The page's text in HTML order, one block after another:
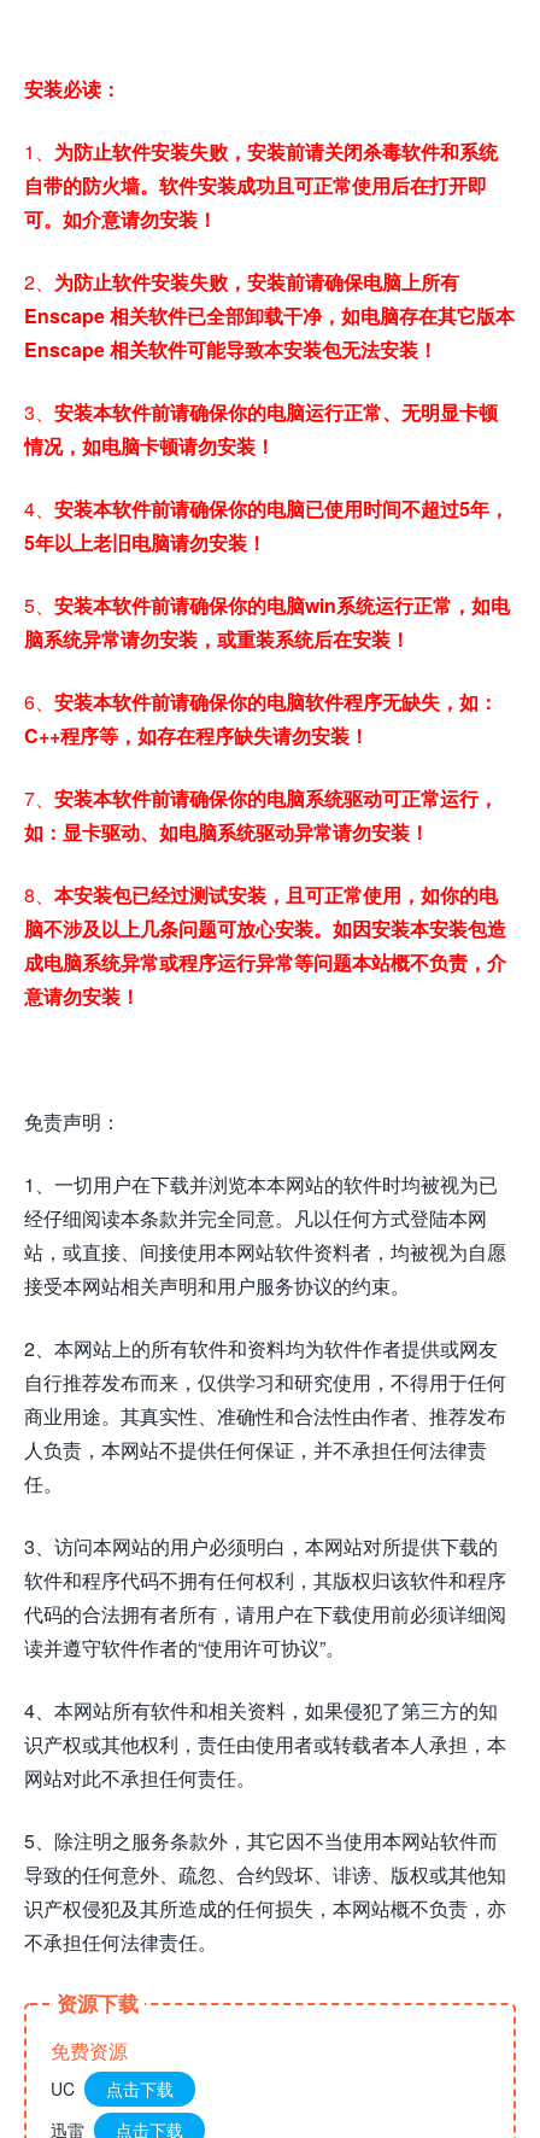
安装必读：
1、 为防止软件安装失败，安装前请关闭杀毒软件和系统
自带的防火墙。软件安装成功且可正常使用后在打开即
可。如介意请勿安装！
2、 为防止软件安装失败，安装前请确保电脑上所有
Enscape 相关软件已全部卸载干净，如电脑存在其它版本
Enscape 相关软件可能导致本安装包无法安装！
3、 安装本软件前请确保你的电脑运行正常、无明显卡顿
情况，如电脑卡顿请勿安装！
4、 安装本软件前请确保你的电脑已使用时间不超过5年，
5年以上老旧电脑请勿安装！
5、 安装本软件前请确保你的电脑win系统运行正常，如电
脑系统异常请勿安装，或重装系统后在安装！
6、 安装本软件前请确保你的电脑软件程序无缺失，如：
C++程序等，如存在程序缺失请勿安装！
7、 安装本软件前请确保你的电脑系统驱动可正常运行，
如：显卡驱动、如电脑系统驱动异常请勿安装！
8、 本安装包已经过测试安装，且可正常使用，如你的电
脑不涉及以上几条问题可放心安装。如因安装本安装包造
成电脑系统异常或程序运行异常等问题本站概不负责，介
意请勿安装！
免责声明：
1、一切用户在下载并浏览本本网站的软件时均被视为已
经仔细阅读本条款并完全同意。凡以任何方式登陆本网
站，或直接、间接使用本网站软件资料者，均被视为自愿
接受本网站相关声明和用户服务协议的约束。
2、本网站上的所有软件和资料均为软件作者提供或网友
自行推荐发布而来，仅供学习和研究使用，不得用于任何
商业用途。其真实性、准确性和合法性由作者、推荐发布
人负责，本网站不提供任何保证，并不承担任何法律责
任。
3、访问本网站的用户必须明白，本网站对所提供下载的
软件和程序代码不拥有任何权利，其版权归该软件和程序
代码的合法拥有者所有，请用户在下载使用前必须详细阅
读并遵守软件作者的“使用许可协议”。
4、本网站所有软件和相关资料，如果侵犯了第三方的知
识产权或其他权利，责任由使用者或转载者本人承担，本
网站对此不承担任何责任。
5、除注明之服务条款外，其它因不当使用本网站软件而
导致的任何意外、疏忽、合约毁坏、诽谤、版权或其他知
识产权侵犯及其所造成的任何损失，本网站概不负责，亦
不承担任何法律责任。
资源下载
免费资源
UC
点击下载
迅雷
点击下载